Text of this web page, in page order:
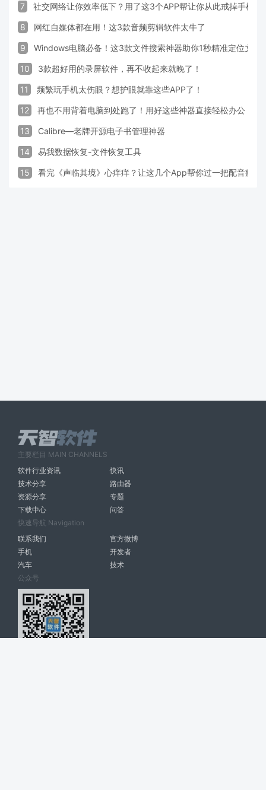
7 社交网络让你效率低下？用了这3个APP帮让你从此戒掉手机！
8 网红自媒体都在用！这3款音频剪辑软件太牛了
9 Windows电脑必备！这3款文件搜索神器助你1秒精准定位文件
10 3款超好用的录屏软件，再不收起来就晚了！
11 频繁玩手机太伤眼？想护眼就靠这些APP了！
12 再也不用背着电脑到处跑了！用好这些神器直接轻松办公
13 Calibre—老牌开源电子书管理神器
14 易我数据恢复-文件恢复工具
15 看完《声临其境》心痒痒？让这几个App帮你过一把配音瘾
主要栏目 MAIN CHANNELS
软件行业资讯
快讯
技术分享
路由器
资源分享
专题
下载中心
问答
快速导航 Navigation
联系我们
官方微博
手机
开发者
汽车
技术
公众号